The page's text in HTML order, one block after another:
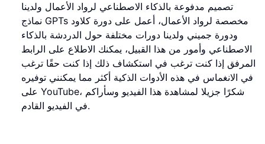
تصميم مدفوعة بالذكاء الاصطناعي لرواد الأعمال ولدينا
نماذج GPTs مخصصة لرواد الأعمال، أعمل على دورة كلاود
ودورة جميني ولدينا دورات مختلفة حول الدردشة بالذكاء
الاصطناعي وأمور من هذا القبيل، يمكنك الاطلاع على الرابط
المرفق إذا كنت ترغب في استكشاف ذلك إذا كنت حقًا ترغب
في الانغماس في هذه الأدوات الذكية أكثر مما يمكنني توفيره
على YouTube، شكرًا جزيلا لمشاهدة هذا الفيديو وسأراكم
في الفيديو القادم.